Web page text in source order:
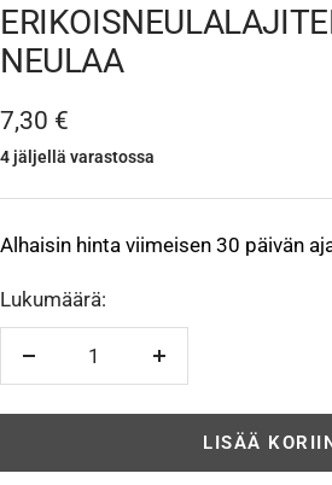
NEULAA
Alennushinta
7,30 €
4 jäljellä varastossa
Alhaisin hinta viimeisen 30 päivän
Lukumäärä:
Vähennä
LISÄÄ